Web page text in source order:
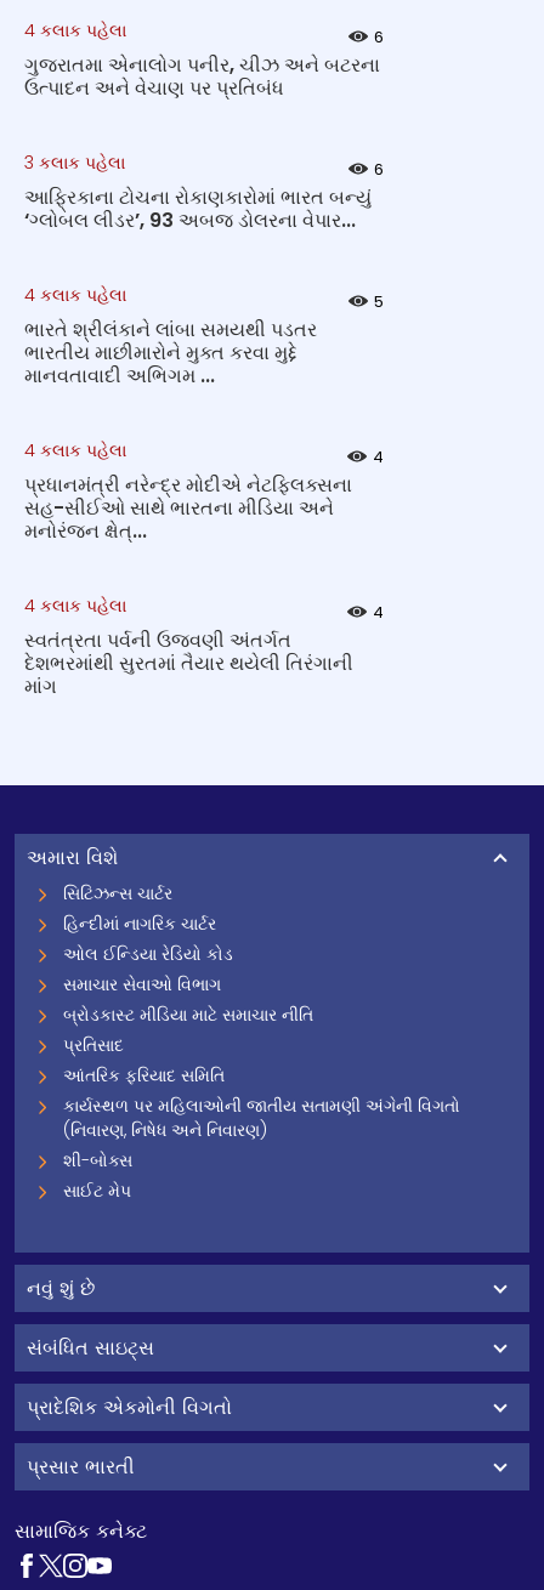
4 કલાક પહેલા 6
ગુજરાતમા એનાલોગ પનીર, ચીઝ અને બટરના
ઉત્પાદન અને વેચાણ પર પ્રતિબંધ
3 કલાક પહેલા 6
આફ્રિકાના ટોચના રોકાણકારોમાં ભારત બન્યું
‘ગ્લોબલ લીડર’, 93 અબજ ડોલરના વેપાર...
4 કલાક પહેલા 5
ભારતે શ્રીલંકાને લાંબા સમયથી પડતર
ભારતીય માછીમારોને મુક્ત કરવા મુદ્દે
માનવતાવાદી અભિગમ ...
4 કલાક પહેલા 4
પ્રધાનમંત્રી નરેન્દ્ર મોદીએ નેટફ્લિક્સના
સહ-સીઈઓ સાથે ભારતના મીડિયા અને
મનોરંજન ક્ષેત્...
4 કલાક પહેલા 4
સ્વતંત્રતા પર્વની ઉજવણી અંતર્ગત
દેશભરમાંથી સુરતમાં તૈયાર થયેલી તિરંગાની
માંગ
અમારા વિશે
સિટિઝન્સ ચાર્ટર
હિન્દીમાં નાગરિક ચાર્ટર
ઓલ ઈન્ડિયા રેડિયો કોડ
સમાચાર સેવાઓ વિભાગ
બ્રોડકાસ્ટ મીડિયા માટે સમાચાર નીતિ
પ્રતિસાદ
આંતરિક ફરિયાદ સમિતિ
કાર્યસ્થળ પર મહિલાઓની જાતીય સતામણી અંગેની વિગતો
(નિવારણ, નિષેધ અને નિવારણ)
શી-બોક્સ
સાઈટ મેપ
નવું શું છે
સંબંધિત સાઇટ્સ
પ્રાદેશિક એકમોની વિગતો
પ્રસાર ભારતી
સામાજિક કનેક્ટ